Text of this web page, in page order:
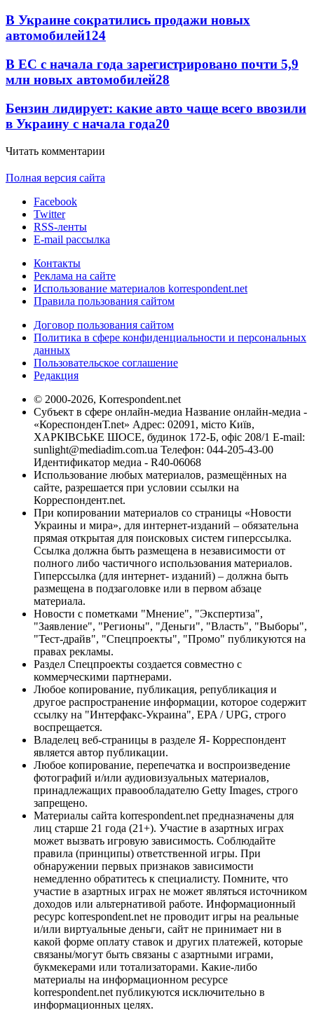
В Украине сократились продажи новых
автомобилей124
В ЕС с начала года зарегистрировано почти 5,9
млн новых автомобилей28
Бензин лидирует: какие авто чаще всего ввозили
в Украину с начала года20
Читать комментарии
Полная версия сайта
Facebook
Twitter
RSS-ленты
E-mail рассылка
Контакты
Реклама на сайте
Использование материалов korrespondent.net
Правила пользования сайтом
Договор пользования сайтом
Политика в сфере конфиденциальности и персональных
данных
Пользовательское соглашение
Редакция
© 2000-2026, Korrespondent.net
Субъект в сфере онлайн-медиа Название онлайн-медиа -
«КореспонденТ.net» Адрес: 02091, місто Київ,
ХАРКІВСЬКЕ ШОСЕ, будинок 172-Б, офіс 208/1 E-mail:
sunlight@mediadim.com.ua Телефон: 044-205-43-00
Идентификатор медиа - R40-06068
Использование любых материалов, размещённых на
сайте, разрешается при условии ссылки на
Корреспондент.net.
При копировании материалов со страницы «Новости
Украины и мира», для интернет-изданий – обязательна
прямая открытая для поисковых систем гиперссылка.
Ссылка должна быть размещена в независимости от
полного либо частичного использования материалов.
Гиперссылка (для интернет- изданий) – должна быть
размещена в подзаголовке или в первом абзаце
материала.
Новости с пометками "Мнение", "Экспертиза",
"Заявление", "Регионы", "Деньги", "Власть", "Выборы",
"Тест-драйв", "Спецпроекты", "Промо" публикуются на
правах рекламы.
Раздел Спецпроекты создается совместно с
коммерческими партнерами.
Любое копирование, публикация, републикация и
другое распространение информации, которое содержит
ссылку на "Интерфакс-Украина", EPA / UPG, строго
воспрещается.
Владелец веб-страницы в разделе Я- Корреспондент
является автор публикации.
Любое копирование, перепечатка и воспроизведение
фотографий и/или аудиовизуальных материалов,
принадлежащих правообладателю Getty Images, строго
запрещено.
Материалы сайта korrespondent.net предназначены для
лиц старше 21 года (21+). Участие в азартных играх
может вызвать игровую зависимость. Соблюдайте
правила (принципы) ответственной игры. При
обнаружении первых признаков зависимости
немедленно обратитесь к специалисту. Помните, что
участие в азартных играх не может являться источником
доходов или альтернативой работе. Информационный
ресурс korrespondent.net не проводит игры на реальные
и/или виртуальные деньги, сайт не принимает ни в
какой форме оплату ставок и других платежей, которые
связаны/могут быть связаны с азартными играми,
букмекерами или тотализаторами. Какие-либо
материалы на информационном ресурсе
korrespondent.net публикуются исключительно в
информационных целях.